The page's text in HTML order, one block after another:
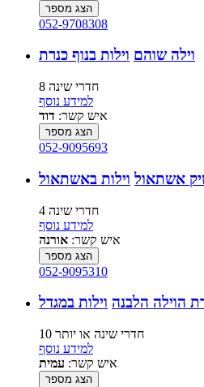
הצג מספר
052-9708308
וילה שוהם וילות בנוף כנרת
8 חדרי שינה
למידע נוסף
איש קשר: דוד
הצג מספר
052-9095693
אשתאול וילות באשתאול
4 חדרי שינה
למידע נוסף
איש קשר: אורנה
הצג מספר
052-9095310
הוילה הלבנה וילות במגדל
10 חדרי שינה או יותר
למידע נוסף
איש קשר: עמית
הצג מספר